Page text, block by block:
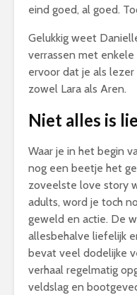
eind goed, al goed.
Gelukkig weet
verrassen met
ervoor dat je als
zowel Lara als Aren.
Niet alles is
Waar je in het begin
nog een beetje het
zoveelste love story
adults, word je toch
geweld en actie. De
allesbehalve liefelijk
bevat veel dodelijke
verhaal regelmatig
veldslag en